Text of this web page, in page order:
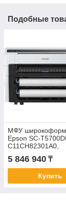
Подобные
МФУ
Epson SC-
C11CH82301A0,
36apos;apos; А0
16,3 сек/А1, 6 цв,
PS, 2
5 846 940 ₸
Купить